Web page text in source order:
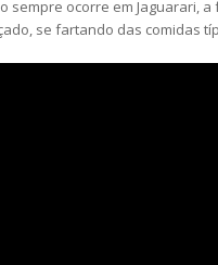
sempre ocorre em Jaguarari,
se fartando das comidas